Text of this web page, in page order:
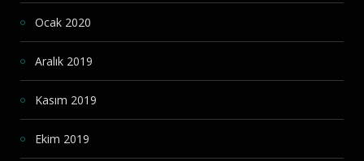
Ocak 2020
Aralık 2019
Kasım 2019
Ekim 2019